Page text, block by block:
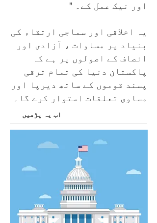
اور نیک عمل کے۔ "
یہ اخلاقی اور سماجی ارتقاء کی
بنیاد پر مساوات ، آزادی اور
انصاف کے اصولوں پر ہے کہ
پاکستان دنیا کی تمام ترقی
پسند قوموں کے ساتھ دیرپا اور
مساوی تعلقات استوار کرے گا۔
اب یہ پڑھیں